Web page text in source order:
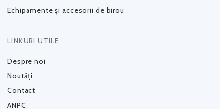
Echipamente și accesorii de birou
LINKURI UTILE
Despre noi
Noutăți
Contact
ANPC